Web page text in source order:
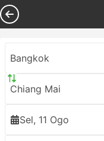
Bangkok
Chiang Mai
Sel, 11 Ogo